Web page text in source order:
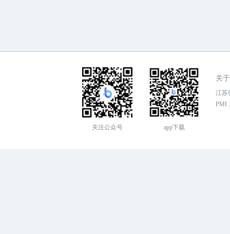
关注公众号 app下载
关
江苏
PMI